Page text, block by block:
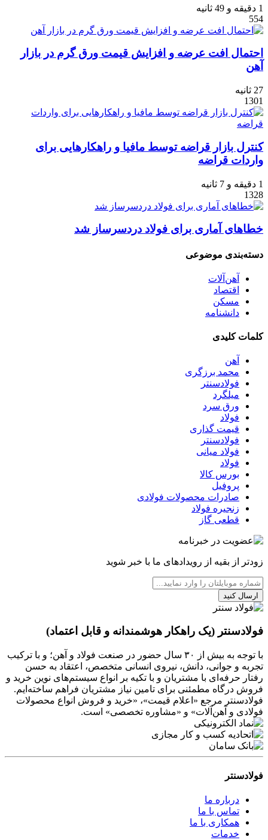
1 دقیقه و 49 ثانیه
554
احتمال افت عرضه و افزایش قیمت ورق گرم در بازار
آهن
27 ثانیه
1301
کنترل بازار قراضه توسط مافیا و راهکارهایی برای
واردات قراضه
1 دقیقه و 7 ثانیه
1328
خطا‌های آماری برای فولاد دردسرساز شد
دسته‌بندی موضوعی
آهن‌آلات
اقتصاد
مسکن
دانشنامه
کلمات کلیدی
آهن
محمد برزگری
فولادسنتر
میلگرد
ورق سرد
فولاد
قیمت گذاری
فولادسنتر
فولاد میانی
فولاد
بورس کالا
پروفیل
صادرات محصولات فولادی
زنجیره فولاد
قطعی گاز
زودتر از بقیه از رویدادهای ما با خبر شوید
ارسال کنید
فولادسنتر (یک راهکار هوشمندانه و قابل اعتماد)
با توجه به بیش از ۳۰ سال حضور در صنعت فولاد و آهن؛ و با ترکیب
تجربه و جوانی، دانش، نیروی انسانی متخصص، اعتقاد به حسن
رفتار حرفه‌ای با مشتریان و با تکیه بر انواع سیستم‌های نوین خرید و
فروش درگاه مطمئنی برای تامین نیاز مشتریان فراهم ساخته‌ایم.
فولادسنتر مرجع «اعلام قیمت»، «خرید و فروش انواع محصولات
فولادی و آهن‌آلات» و «مشاوره تخصصی» است.
فولادسنتر
درباره ما
تماس با ما
همکاری با ما
خدمات